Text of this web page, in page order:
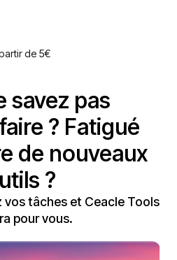
de 5€
savez pas
? Fatigué
de nouveaux
?
vos tâches et Ceacle Tools
pour vous.